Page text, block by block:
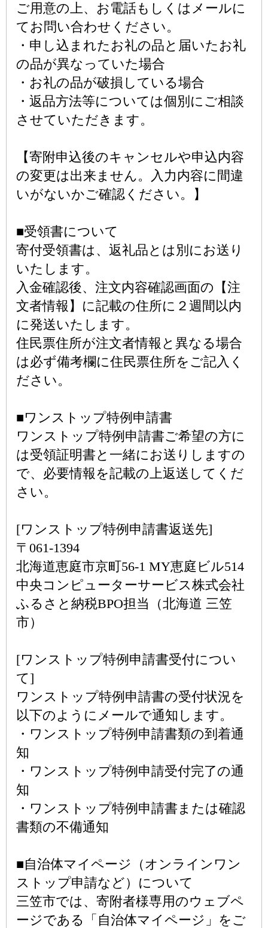
ご用意の上、お電話もしくはメールに
てお問い合わせください。
・申し込まれたお礼の品と届いたお礼
の品が異なっていた場合
・お礼の品が破損している場合
・返品方法等については個別にご相談
させていただきます。
【寄附申込後のキャンセルや申込内容
の変更は出来ません。入力内容に間違
いがないかご確認ください。】
■受領書について
寄付受領書は、返礼品とは別にお送り
いたします。
入金確認後、注文内容確認画面の【注
文者情報】に記載の住所に２週間以内
に発送いたします。
住民票住所が注文者情報と異なる場合
は必ず備考欄に住民票住所をご記入く
ださい。
■ワンストップ特例申請書
ワンストップ特例申請書ご希望の方に
は受領証明書と一緒にお送りしますの
で、必要情報を記載の上返送してくだ
さい。
[ワンストップ特例申請書返送先]
〒061-1394
北海道恵庭市京町56-1 MY恵庭ビル514
中央コンピューターサービス株式会社
ふるさと納税BPO担当（北海道 三笠
市）
[ワンストップ特例申請書受付につい
て]
ワンストップ特例申請書の受付状況を
以下のようにメールで通知します。
・ワンストップ特例申請書類の到着通
知
・ワンストップ特例申請受付完了の通
知
・ワンストップ特例申請書または確認
書類の不備通知
■自治体マイページ（オンラインワン
ストップ申請など）について
三笠市では、寄附者様専用のウェブペ
ージである「自治体マイページ」をご